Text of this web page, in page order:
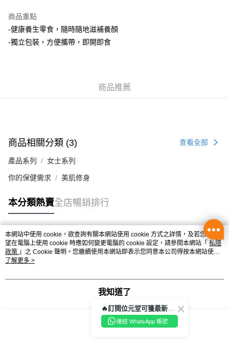
WeChat Pay
每筆HK$50.00，滿HK$350.00或以上免運費
每筆HK$50.00，滿HK$350.00或以上免運費
付款後門市自取
每筆HK$50.00，滿HK$300.00或以上免運費
商品重點
-健康養生零食，隨時隨地滋補養顏
-獨立包裝，方便攜帶，即開即食
商品推薦
商品相關分類 (3) 查看全部
產品系列 女士系列
你的保健需求 美肌修身
本分類熱賣全店暢銷排行
熱門標籤
熱銷排行
本網站中使用 cookie，欲查詢有關本網站使用 cookie 方式之詳情，及若您不希
望在電腦上使用 cookie 時應如何變更電腦的 cookie 設定，請參閱本網站「 私隱
政策 」之 Cookie 聲明。您繼續使用本網站即表示您同意本公司得按本網站使用
條款之 Cookie 聲明使用 cookie。
了解更多 >
我知道了
🔥訂閱位元堂可獲最新優惠及活動資訊🔥
連結 WhatsApp 帳號